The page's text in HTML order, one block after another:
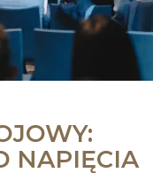
NAPIĘCIA